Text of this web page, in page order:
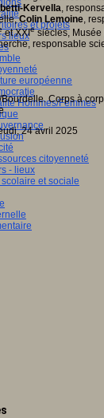
et projets
lieux
européenne
Hommes/Femmes
citoyenneté
- lieux
et sociale
Kervella,
Colin Lemoine,
et XXIesiècles, Musée
responsable
Corps à
24 avril 2025